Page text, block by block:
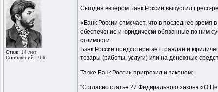
Стаж: 14 лет
Сообщений: 766
Сегодня вечером Банк России выпустил пресс-
«Банк России отмечает, что в последнее время
обеспечение и юридически обязанные по ним
стоимости.
Банк России предостерегает граждан и
товары (работы, услуги) или на денежные
Также Банк России пригрозил и законом:
“Согласно статье 27 Федерального закона «О